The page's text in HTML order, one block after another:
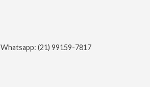
Whatsapp: (21) 99159-7817